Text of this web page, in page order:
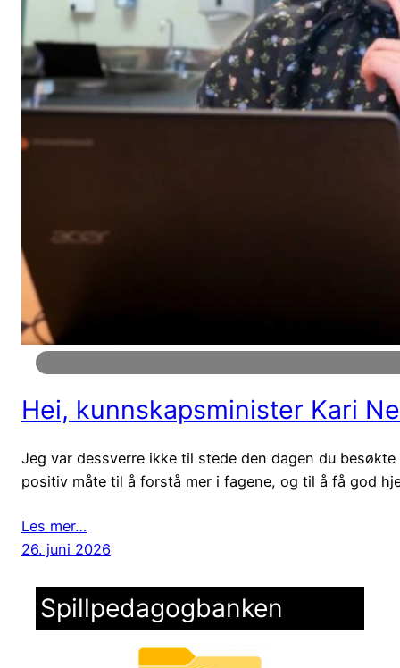
Hei, kunnskapsminister Kari
Jeg var dessverre ikke til stede den dagen du
positiv måte til å forstå mer i fagene, og til å få god
Les mer…
26. juni 2026
Spillpedagogbanken